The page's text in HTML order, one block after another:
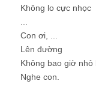
Không lo cực nhọc
Con ơi, ...
Lên đường
Không bao giờ
Nghe con.